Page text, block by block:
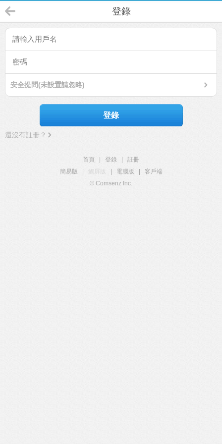
登錄
安全提問(未設置請忽略)
登錄
還沒有註冊？
首頁 登錄
註冊
簡易版
觸屏版 電腦版
客戶端
© Comsenz Inc.